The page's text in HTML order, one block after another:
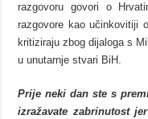
razgovoru govori o
razgovore kao učinkovitiji
kritiziraju zbog dijaloga s
u unutarnje stvari BiH.
Prije neki dan ste s
izražavate zabrinutost